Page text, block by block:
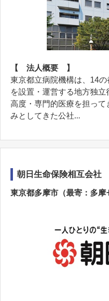
【 法人概要 】
東京都立病院機構は、14
を設置・運営する地方独立
高度・専門的医療を担っ
みとしてきた公社...
朝日生命保険相互会社
東京都多摩市（最寄：多摩